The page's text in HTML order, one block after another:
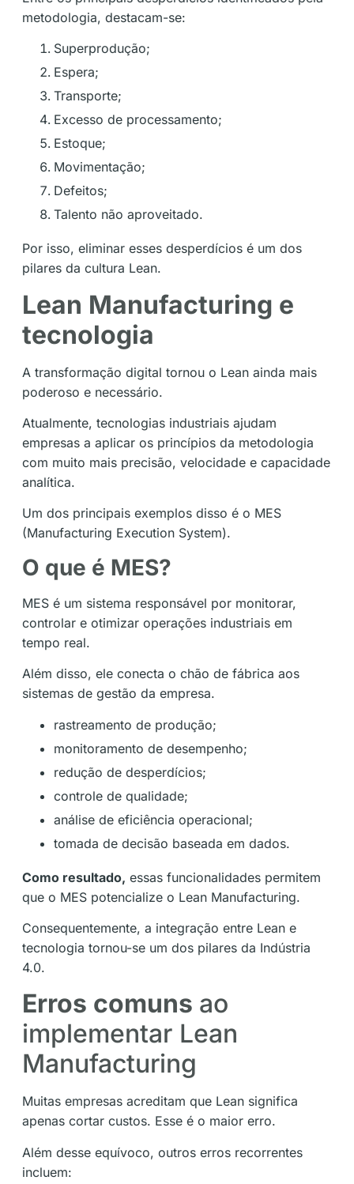
metodologia, destacam-se:
Superprodução;
Espera;
Transporte;
Excesso de processamento;
Estoque;
Movimentação;
Defeitos;
Talento não aproveitado.
Por isso, eliminar esses desperdícios é um dos
pilares da cultura Lean.
Lean Manufacturing e
tecnologia
A transformação digital tornou o Lean ainda mais
poderoso e necessário.
Atualmente, tecnologias industriais ajudam
empresas a aplicar os princípios da metodologia
com muito mais precisão, velocidade e capacidade
analítica.
Um dos principais exemplos disso é o MES
(Manufacturing Execution System).
O que é MES?
MES é um sistema responsável por monitorar,
controlar e otimizar operações industriais em
tempo real.
Além disso, ele conecta o chão de fábrica aos
sistemas de gestão da empresa.
rastreamento de produção;
monitoramento de desempenho;
redução de desperdícios;
controle de qualidade;
análise de eficiência operacional;
tomada de decisão baseada em dados.
Como resultado, essas funcionalidades permitem
que o MES potencialize o Lean Manufacturing.
Consequentemente, a integração entre Lean e
tecnologia tornou-se um dos pilares da Indústria
4.0.
Erros comuns ao
implementar Lean
Manufacturing
Muitas empresas acreditam que Lean significa
apenas cortar custos. Esse é o maior erro.
Além desse equívoco, outros erros recorrentes
incluem: